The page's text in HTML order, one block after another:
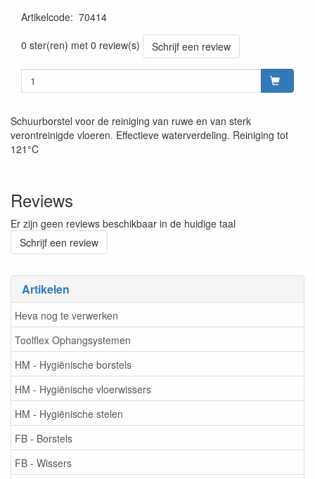
Artikelen
Heva nog te verwerken
Toolflex Ophangsystemen
HM - Hygiënische borstels
HM - Hygiënische vloerwissers
HM - Hygiënische stelen
FB - Borstels
FB - Wissers
Artikelcode: 70414
0 ster(ren) met 0 review(s)
Schrijf een review
Schuurborstel voor de reiniging van ruwe en van sterk
verontreinigde vloeren. Effectieve waterverdeling. Reiniging tot
121°C
Reviews
Er zijn geen reviews beschikbaar in de huidige taal
Schrijf een review